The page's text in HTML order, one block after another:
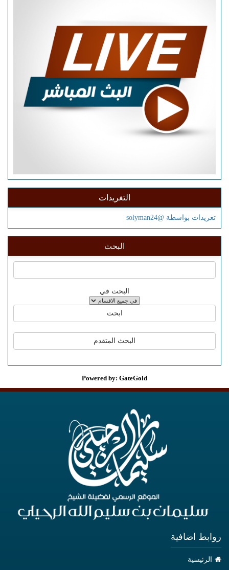
التغريدات
تغريدات بواسطة @solyman24
البحث
البحث في
Powered by: GateGold
روابط اضافية
الرئيسية